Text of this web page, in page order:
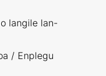
langile lan-
/ Enplegu